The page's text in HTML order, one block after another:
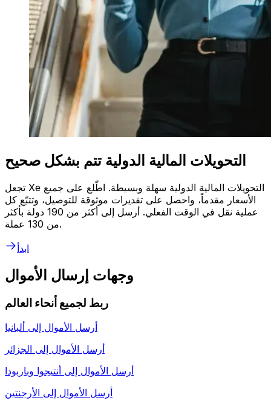
التحويلات المالية الدولية تتم بشكل صحيح
تجعل Xe التحويلات المالية الدولية سهلة وبسيطة. اطّلع على جميع
الأسعار مقدماً، واحصل على تقديرات موثوقة للتوصيل، وتتبّع كل
عملية نقل في الوقت الفعلي. أرسل إلى أكثر من 190 دولة بأكثر
من 130 عملة.
ابدأ
وجهات إرسال الأموال
ربط لجميع أنحاء العالم
أرسل الأموال إلى ألبانيا
أرسل الأموال إلى الجزائر
أرسل الأموال إلى أنتيجوا وباربودا
أرسل الأموال إلى الأرجنتين